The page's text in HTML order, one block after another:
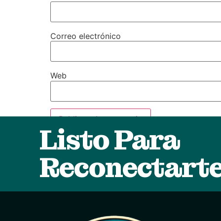
Correo electrónico
Web
Listo Para